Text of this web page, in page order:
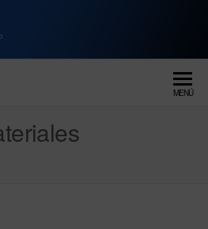
HUB
MENÚ